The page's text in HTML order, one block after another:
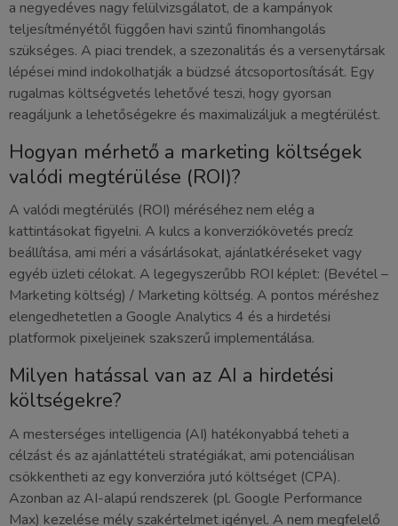
a negyedéves nagy felülvizsgálatot, de a kampányok
teljesítményétől függően havi szintű finomhangolás
szükséges. A piaci trendek, a szezonalitás és a versenytársak
lépései mind indokolhatják a büdzsé átcsoportosítását. Egy
rugalmas költségvetés lehetővé teszi, hogy gyorsan
reagáljunk a lehetőségekre és maximalizáljuk a megtérülést.
Hogyan mérhető a marketing költségek
valódi megtérülése (ROI)?
A valódi megtérülés (ROI) méréséhez nem elég a
kattintásokat figyelni. A kulcs a konverziókövetés precíz
beállítása, ami méri a vásárlásokat, ajánlatkéréseket vagy
egyéb üzleti célokat. A legegyszerűbb ROI képlet: (Bevétel –
Marketing költség) / Marketing költség. A pontos méréshez
elengedhetetlen a Google Analytics 4 és a hirdetési
platformok pixeljeinek szakszerű implementálása.
Milyen hatással van az AI a hirdetési
költségekre?
A mesterséges intelligencia (AI) hatékonyabbá teheti a
célzást és az ajánlattételi stratégiákat, ami potenciálisan
csökkentheti az egy konverzióra jutó költséget (CPA).
Azonban az AI-alapú rendszerek (pl. Google Performance
Max) kezelése mély szakértelmet igényel. A nem megfelelő